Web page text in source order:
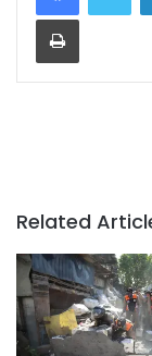
Print
Related